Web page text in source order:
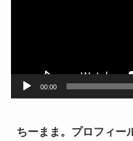
00:00
ちーまま。プロフィー